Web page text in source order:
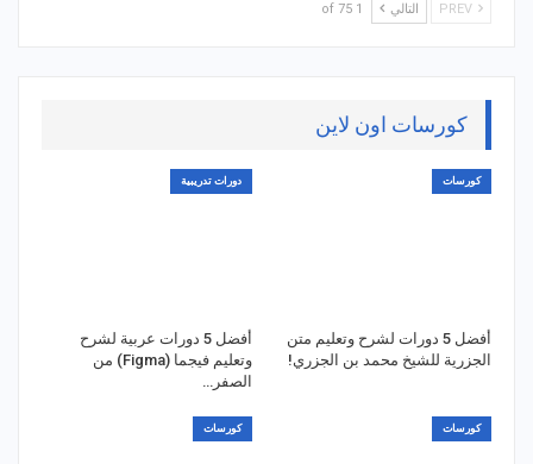
التالي 1 of 75
كورسات اون لاين
كورسات
أفضل 5 دورات لشرح وتعليم متن
الجزرية للشيخ محمد بن الجزري!
دورات تدريبية
أفضل 5 دورات عربية لشرح
وتعليم فيجما (Figma) من
الصفر…
كورسات كورسات